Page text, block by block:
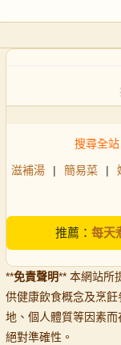
搜尋全
滋補湯 | 簡易菜 |
推薦： 每天
**免責聲明** 本網站所
供健康飲食概念及烹
地、個人體質等因素
絕對準確性。